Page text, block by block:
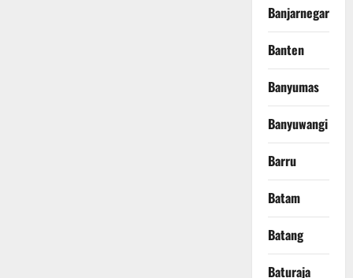
Banjarnegara
Banten
Banyumas
Banyuwangi
Barru
Batam
Batang
Baturaja